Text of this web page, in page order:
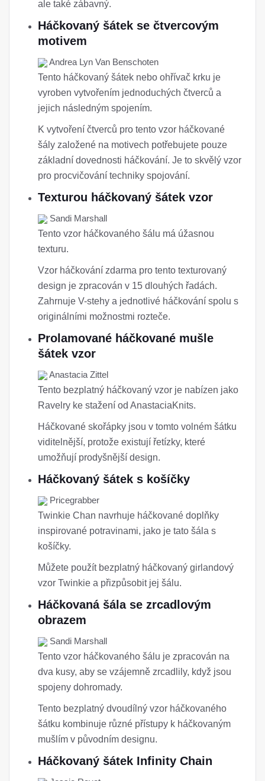
ale také zábavný.
Háčkovaný šátek se čtvercovým
motivem
Andrea Lyn Van Benschoten
Tento háčkovaný šátek nebo ohřívač krku je
vyroben vytvořením jednoduchých čtverců a
jejich následným spojením.
K vytvoření čtverců pro tento vzor háčkované
šály založené na motivech potřebujete pouze
základní dovednosti háčkování. Je to skvělý vzor
pro procvičování techniky spojování.
Texturou háčkovaný šátek vzor
Sandi Marshall
Tento vzor háčkovaného šálu má úžasnou
texturu.
Vzor háčkování zdarma pro tento texturovaný
design je zpracován v 15 dlouhých řadách.
Zahrnuje V-stehy a jednotlivé háčkování spolu s
originálními možnostmi rozteče.
Prolamované háčkované mušle
šátek vzor
Anastacia Zittel
Tento bezplatný háčkovaný vzor je nabízen jako
Ravelry ke stažení od AnastaciaKnits.
Háčkované skořápky jsou v tomto volném šátku
viditelnější, protože existují řetízky, které
umožňují prodyšnější design.
Háčkovaný šátek s košíčky
Pricegrabber
Twinkie Chan navrhuje háčkované doplňky
inspirované potravinami, jako je tato šála s
košíčky.
Můžete použít bezplatný háčkovaný girlandový
vzor Twinkie a přizpůsobit jej šálu.
Háčkovaná šála se zrcadlovým
obrazem
Sandi Marshall
Tento vzor háčkovaného šálu je zpracován na
dva kusy, aby se vzájemně zrcadlily, když jsou
spojeny dohromady.
Tento bezplatný dvoudílný vzor háčkovaného
šátku kombinuje různé přístupy k háčkovaným
mušlím v původním designu.
Háčkovaný šátek Infinity Chain